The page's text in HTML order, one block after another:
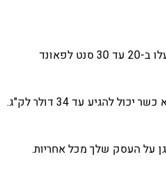
מומחי תעשיית שירותי המזון מאשרים את העליות האחרונות במחירי הבשר הכשר. המחירים של בשר בקר על הפרסה, שהוא לעתים קרובות מרכיב עיקרי בקייטרינג יהודי כשר, עלו ב-20 עד 30 סנט לפאונד
עלויות המזון לקייטרינג כשר גבוהות יותר מאשר לקייטרינג לא כשר, מה גם שמנות הבשר יקרות יותר. כשרות פריים ריב, למשל, היא בסביבות 15 דולר לק"ג, בעוד שפריים ריב לא כשר יכול להגיע עד 34 דולר לק"ג.
על העסק שלך מכל אחריות.